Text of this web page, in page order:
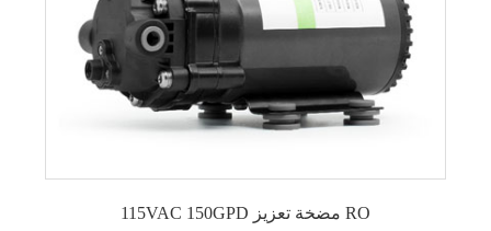
مضخة تعزيز التناضح العكسي التجارية 600 جالون
يوميًا ثابتة التردد بدون فرش
مضخة تعزيز RO تجارية بتردد ثابت وبدون فرش
بقدرة 800 جالون في اليوم
مضخة تعزيز RO تجارية 1000GPD بدون فرش
115VAC 150GPD مضخة تعزيز RO